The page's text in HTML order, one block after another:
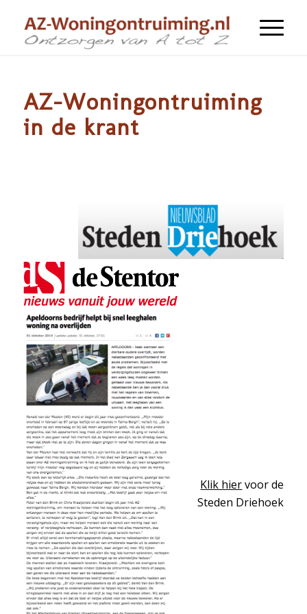
AZ-Woningontruiming
in de krant
Klik hiervoor de
Steden Driehoek